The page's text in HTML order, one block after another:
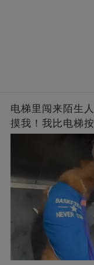
电梯里闯来陌生
摸我！我比电梯